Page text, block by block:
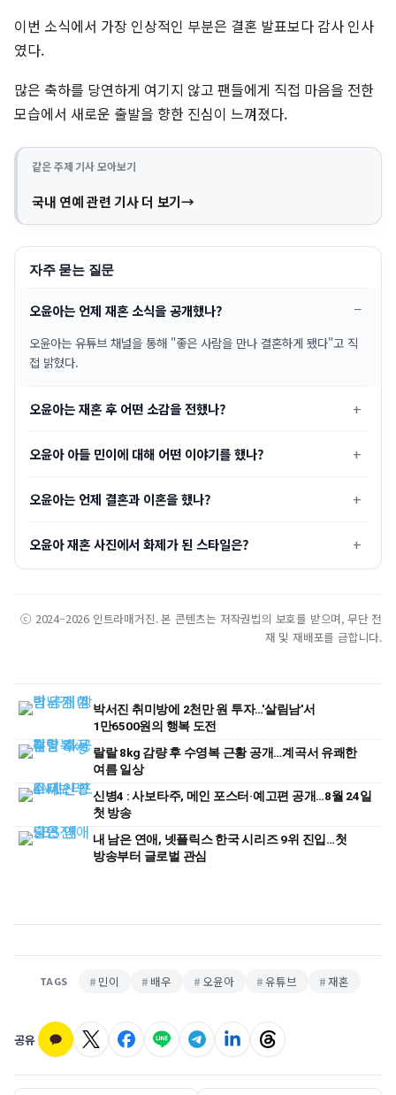
이번 소식에서 가장 인상적인 부분은 결혼 발표보다 감사 인사
였다.
많은 축하를 당연하게 여기지 않고 팬들에게 직접 마음을 전한
모습에서 새로운 출발을 향한 진심이 느껴졌다.
같은 주제 기사 모아보기
국내 연예 관련 기사 더 보기
자주 묻는 질문
오윤아는 언제 재혼 소식을 공개했나?
오윤아는 유튜브 채널을 통해 "좋은 사람을 만나 결혼하게 됐다"고 직
접 밝혔다.
오윤아는 재혼 후 어떤 소감을 전했나?
오윤아 아들 민이에 대해 어떤 이야기를 했나?
오윤아는 언제 결혼과 이혼을 했나?
오윤아 재혼 사진에서 화제가 된 스타일은?
ⓒ 2024–2026 인트라매거진. 본 콘텐츠는 저작권법의 보호를 받으며, 무단 전
재 및 재배포를 금합니다.
박서진 취미방에 2천만 원 투자…'살림남'서
1만6500원의 행복 도전
랄랄 8kg 감량 후 수영복 근황 공개…계곡서 유쾌한
여름 일상
신병4 : 사보타주, 메인 포스터·예고편 공개…8월 24일
첫 방송
내 남은 연애, 넷플릭스 한국 시리즈 9위 진입…첫
방송부터 글로벌 관심
TAGS 민이 배우 오윤아 유튜브 재혼
공유